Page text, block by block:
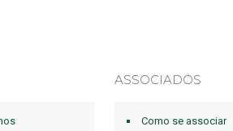
ASSOCIADOS
Como se associar